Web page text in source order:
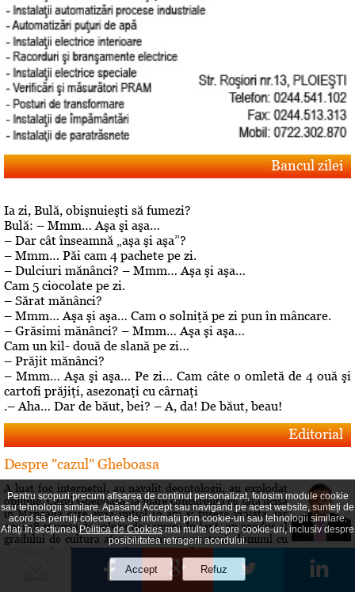
Bancul zilei
Ia zi, Bulă, obişnuieşti să fumezi?
Bulă: – Mmm… Aşa şi aşa…
– Dar cât înseamnă „aşa şi aşa”?
– Mmm… Păi cam 4 pachete pe zi.
– Dulciuri mănânci? – Mmm… Aşa şi aşa…
Cam 5 ciocolate pe zi.
– Sărat mănânci?
– Mmm… Aşa şi aşa… Cam o solniţă pe zi pun în mâncare.
– Grăsimi mănânci? – Mmm… Aşa şi aşa…
Cam un kil- două de slană pe zi…
– Prăjit mănânci?
– Mmm… Aşa şi aşa… Pe zi… Cam câte o omletă de 4 ouă şi
cartofi prăjiţi, asezonaţi cu cârnaţi
.– Aha… Dar de băut, bei? – A, da! De băut, beau!
Editorial
Despre "cazul" Gheboasa
A luat foc internetul, au navalit deontologii, au explodat
opiniile. Cazul Gheboasa, la mare concurenta cu fata ucisa
in Mangalia care avea initial 12 ani si fusese violata, iar
apoi 18 si ucisa de colega de camera In fapt, un produs al
gradului de cultura aferent unor concetateni, domnul cu
pricina a fost lasat sa evolueze intr-o siluire a...
Roberta vs Volo! Game, set: Roberta! Partida încă se
Pentru scopuri precum afișarea de conținut personalizat, folosim module cookie
sau tehnologii similare. Apăsând Accept sau navigând pe acest website, sunteți de
acord să permiți colectarea de informații prin cookie-uri sau tehnologii similare.
Aflați în secțiunea Politica de Cookiesmai multe despre cookie-uri, inclusiv despre
posibilitatea retragerii acordului.